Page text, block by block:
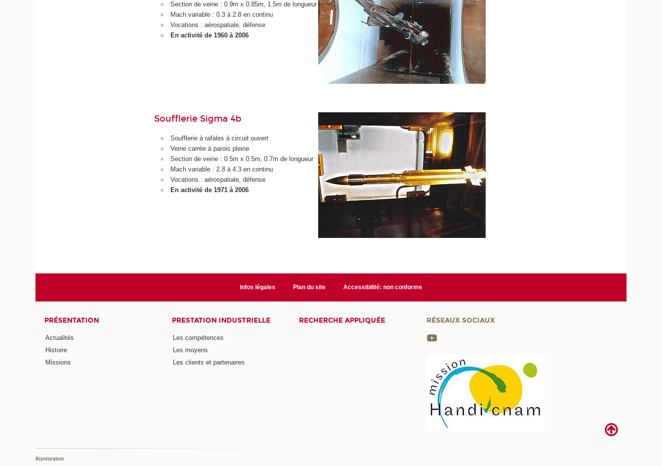
Section de veine : 0.9m x 0.85m, 1.5m de longueur
Mach variable : 0.3 à 2.8 en continu
Vocations : aérospatiale, défense
En activité de 1960 à 2006
Soufflerie Sigma 4b
Soufflerie à rafales à circuit ouvert
Veine carrée à parois pleine
Section de veine : 0.5m x 0.5m, 0.7m de longueur
Mach variable : 2.8 à 4.3 en continu
Vocations : aérospatiale, défense
En activité de 1971 à 2006
Infos légales Plan du site Accessibilité: non conforme
PRÉSENTATION
Actualités
Histoire
Missions
PRESTATION INDUSTRIELLE
Les compétences
Les moyens
Les clients et partenaires
RECHERCHE APPLIQUÉE RÉSEAUX SOCIAUX
Konnexion